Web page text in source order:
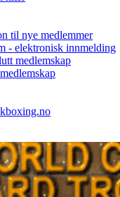
til nye medlemmer
- elektronisk innmelding
medlemskap